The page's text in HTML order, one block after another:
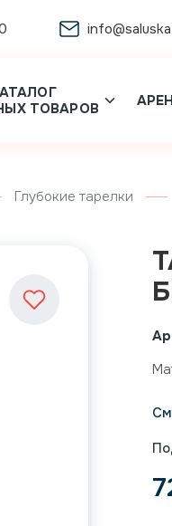
ТОВАРОВ
Глубокие тарелки